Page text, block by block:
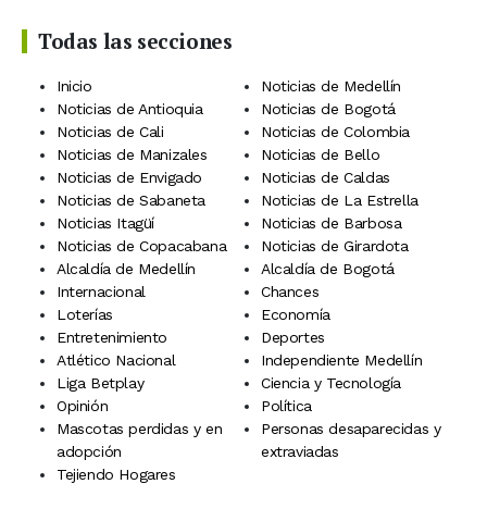
Todas las secciones
Inicio
Noticias de Medellín
Noticias de Antioquia
Noticias de Bogotá
Noticias de Cali
Noticias de Colombia
Noticias de Manizales
Noticias de Bello
Noticias de Envigado
Noticias de Caldas
Noticias de Sabaneta
Noticias de La Estrella
Noticias Itagüí
Noticias de Barbosa
Noticias de Copacabana
Noticias de Girardota
Alcaldía de Medellín
Alcaldía de Bogotá
Internacional
Chances
Loterías
Economía
Entretenimiento
Deportes
Atlético Nacional
Independiente Medellín
Liga Betplay
Ciencia y Tecnología
Opinión
Política
Mascotas perdidas y en
adopción
Personas desaparecidas y
extraviadas
Tejiendo Hogares